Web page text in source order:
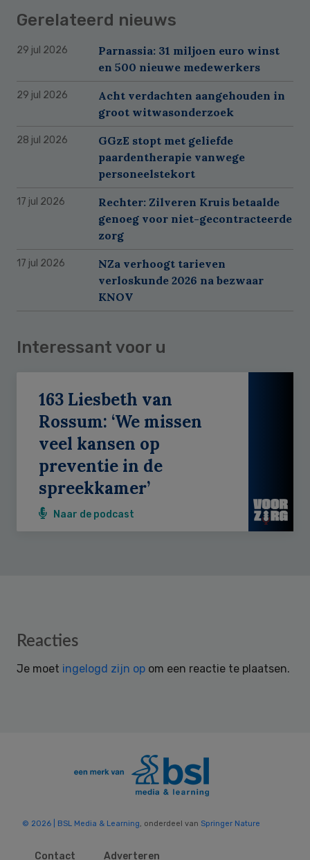
Gerelateerd nieuws
29 jul 2026
Parnassia: 31 miljoen euro winst
en 500 nieuwe medewerkers
29 jul 2026
Acht verdachten aangehouden in
groot witwasonderzoek
28 jul 2026
GGzE stopt met geliefde
paardentherapie vanwege
personeelstekort
17 jul 2026
Rechter: Zilveren Kruis betaalde
genoeg voor niet-gecontracteerde
zorg
17 jul 2026
NZa verhoogt tarieven
verloskunde 2026 na bezwaar
KNOV
Interessant voor u
163 Liesbeth van
Rossum: ‘We missen
veel kansen op
preventie in de
spreekkamer’
Naar de podcast
Reader
Reacties
Je moet ingelogd zijn op om een reactie te plaatsen.
© 2026 | BSL Media & Learning, onderdeel van Springer Nature
Contact Adverteren